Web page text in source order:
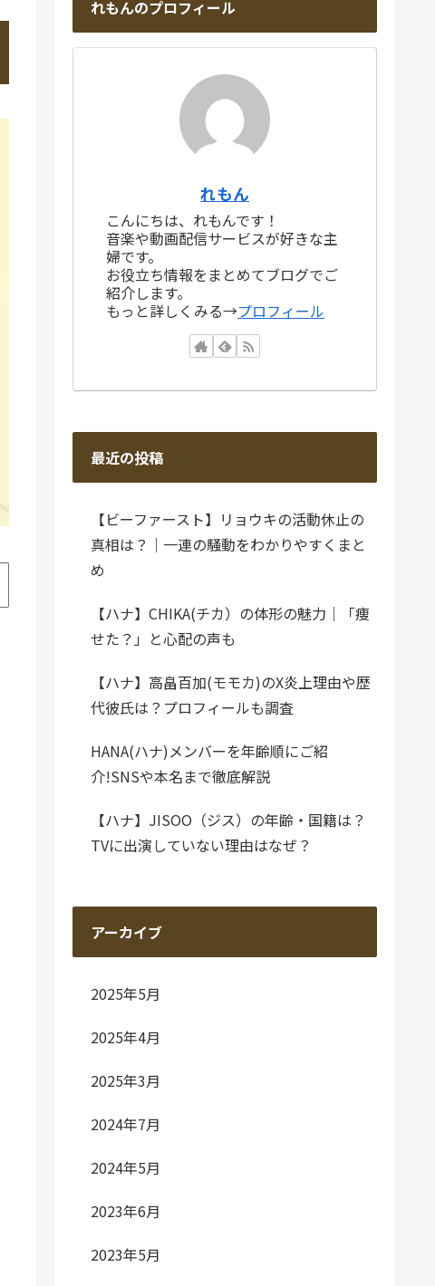
れもんのプロフィール
れもん
こんにちは、れもんです！
音楽や動画配信サービスが好きな主
婦です。
お役立ち情報をまとめてブログでご
紹介します。
もっと詳しくみる→プロフィール
最近の投稿
【ビーファースト】リョウキの活動休止の
真相は？｜一連の騒動をわかりやすくまと
め
【ハナ】CHIKA(チカ）の体形の魅力｜「痩
せた？」と心配の声も
【ハナ】高畠百加(モモカ)のX炎上理由や歴
代彼氏は？プロフィールも調査
HANA(ハナ)メンバーを年齢順にご紹
介!SNSや本名まで徹底解説
【ハナ】JISOO（ジス）の年齢・国籍は？
TVに出演していない理由はなぜ？
アーカイブ
2025年5月
2025年4月
2025年3月
2024年7月
2024年5月
2023年6月
2023年5月